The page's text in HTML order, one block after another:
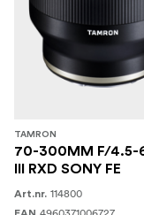
TAMRON
70-300MM F/4.5-
III RXD SONY FE
Art.nr. 114800